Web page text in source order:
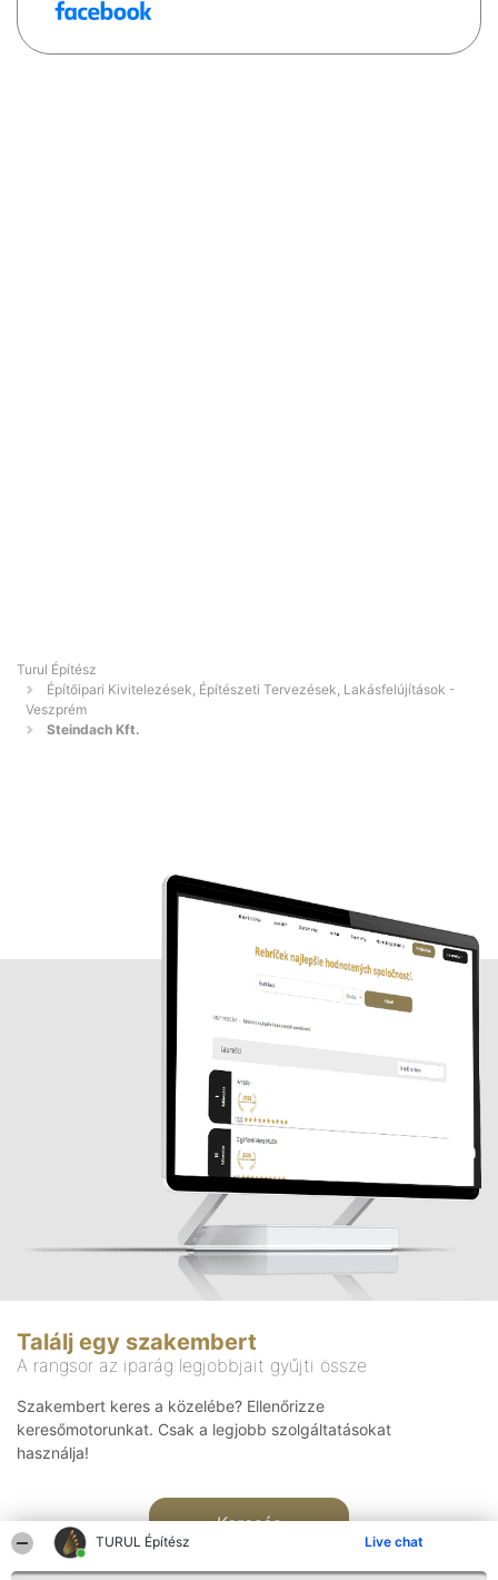
TURUL Építész Live chat
Turul Építész
Építőipari Kivitelezések, Építészeti Tervezések, Lakásfelújítások -
Veszprém
Steindach Kft.
Találj egy szakembert
A rangsor az iparág legjobbjait gyűjti össze
Szakembert keres a közelébe? Ellenőrizze
keresőmotorunkat. Csak a legjobb szolgáltatásokat
használja!
Keresés